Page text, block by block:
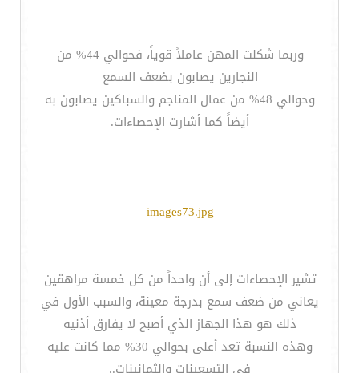
وربما شكلت المهن عاملاً قوياً، فحوالي 44% من
النجارين يصابون بضعف السمع
وحوالي 48% من عمال المناجم والسباكين يصابون به
أيضاً كما أشارت الإحصاءات.
images73.jpg
تشير الإحصاءات إلى أن واحداً من كل خمسة مراهقين
يعاني من ضعف سمع بدرجة معينة، والسبب الأول في
ذلك هو هذا الجهاز الذي أصبح لا يفارق أذنيه
وهذه النسبة تعد أعلى بحوالي 30% مما كانت عليه